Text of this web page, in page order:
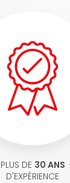
PLUS DE 30 ANS
D'EXPÉRIENCE